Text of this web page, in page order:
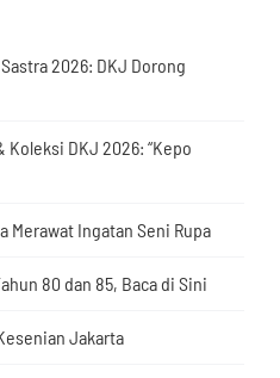
2026: DKJ Dorong
Koleksi DKJ 2026: “Kepo
Merawat Ingatan Seni Rupa
80 dan 85, Baca di Sini
Jakarta